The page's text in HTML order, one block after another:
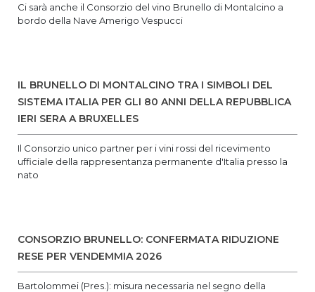
Ci sarà anche il Consorzio del vino Brunello di Montalcino a
bordo della Nave Amerigo Vespucci
IL BRUNELLO DI MONTALCINO TRA I SIMBOLI DEL
SISTEMA ITALIA PER GLI 80 ANNI DELLA REPUBBLICA
IERI SERA A BRUXELLES
Il Consorzio unico partner per i vini rossi del ricevimento
ufficiale della rappresentanza permanente d'Italia presso la
nato‌
CONSORZIO BRUNELLO: CONFERMATA RIDUZIONE
RESE PER VENDEMMIA 2026
Bartolommei (Pres.): misura necessaria nel segno della